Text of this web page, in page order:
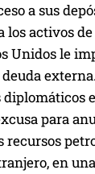
a sus
los activos
Unidos le
diplomáticos
para
recursos
en